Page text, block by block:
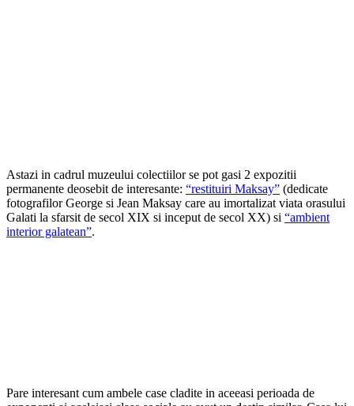
Astazi in cadrul muzeului colectiilor se pot gasi 2 expozitii
permanente deosebit de interesante: “restituiri Maksay” (dedicate
fotografilor George si Jean Maksay care au imortalizat viata orasului
Galati la sfarsit de secol XIX si inceput de secol XX) si “ambient
interior galatean”.
Pare interesant cum ambele case cladite in aceeasi perioada de